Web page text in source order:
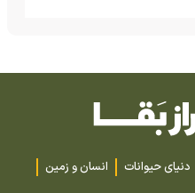
دنیای حیوانات
انسان و زمین